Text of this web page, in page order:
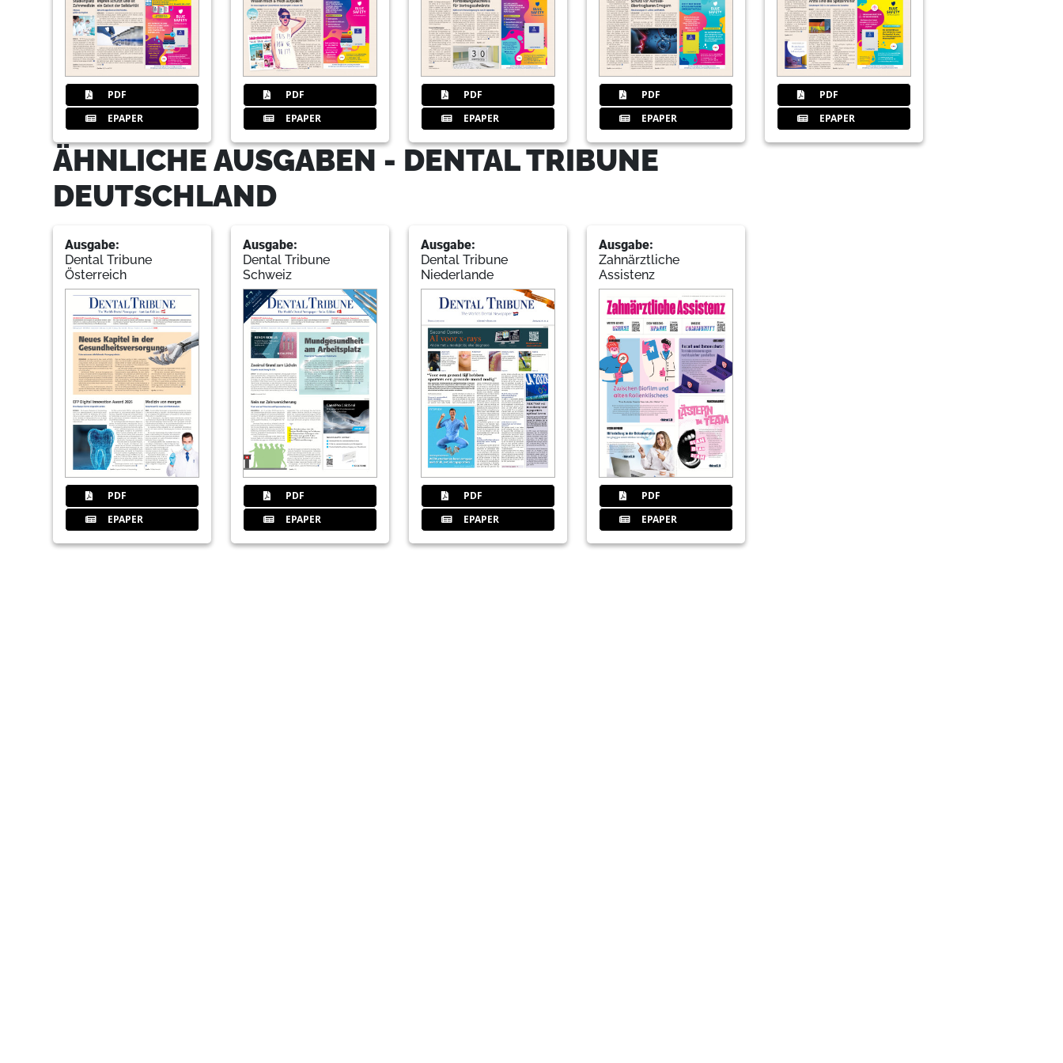
22Sinusaugmentation und gleichzeitige Implantatinsertion in einzeitiger
Sandwich-Technik
Dr. Fernando Duarte, DDS, MSc
26 Produkte
28BIEN AIR Deutschland GmbH
29IDS 2021 in Köln: 23.000 Besucher aus 114 Ländern
Redaktion
31Kulzer GmbH
Rückeroberung der beruflichen Normalität – fachlicher Nachbericht der IDS
2021
Redaktion
PDF
EPAPER
PDF
EPAPER
PDF
EPAPER
PDF
EPAPER
PDF
EPAPER
ÄHNLICHE AUSGABEN - DENTAL TRIBUNE
DEUTSCHLAND
Ausgabe:
Dental Tribune
Österreich
PDF
EPAPER
Ausgabe:
Dental Tribune
Schweiz
PDF
EPAPER
Ausgabe:
Dental Tribune
Niederlande
PDF
EPAPER
Ausgabe:
Zahnärztliche
Assistenz
PDF
EPAPER